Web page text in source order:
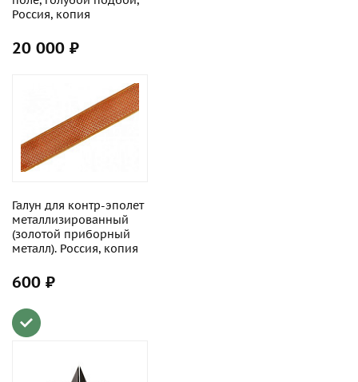
Россия, копия
20 000 ₽
Галун для контр-эполет
металлизированный
(золотой приборный
металл). Россия, копия
600 ₽